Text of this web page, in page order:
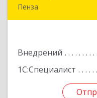
Пенза
Внедрений
1С:Специалист